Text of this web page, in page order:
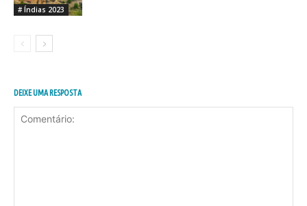
# Índias 2023
DEIXE UMA RESPOSTA